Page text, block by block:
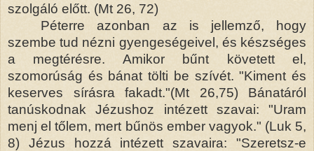
szolgáló előtt. (Mt 26, 72)
Péterre azonban az is jellemző, hogy
szembe tud nézni gyengeségeivel, és készséges
a megtérésre. Amikor bűnt követett el,
szomorúság és bánat tölti be szívét. "Kiment és
keserves sírásra fakadt."(Mt 26,75) Bánatáról
tanúskodnak Jézushoz intézett szavai: "Uram
menj el tőlem, mert bűnös ember vagyok." (Luk 5,
8) Jézus hozzá intézett szavaira: "Szeretsz-e